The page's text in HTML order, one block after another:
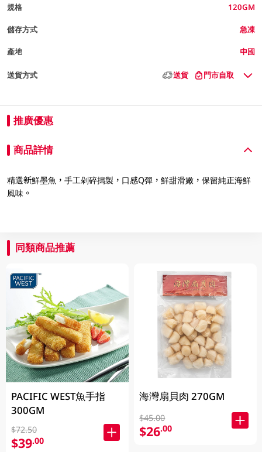
規格 120GM
儲存方式 急凍
產地 中國
送貨方式 送貨 門市自取
推廣優惠
商品詳情
精選新鮮墨魚，手工剁碎搗製，口感Q彈，鮮甜滑嫩，保留純正海鮮
風味。
同類商品推薦
PACIFIC WEST魚手指
300GM
$72.50
$39.00
海灣扇貝肉 270GM
$45.00
$26.00